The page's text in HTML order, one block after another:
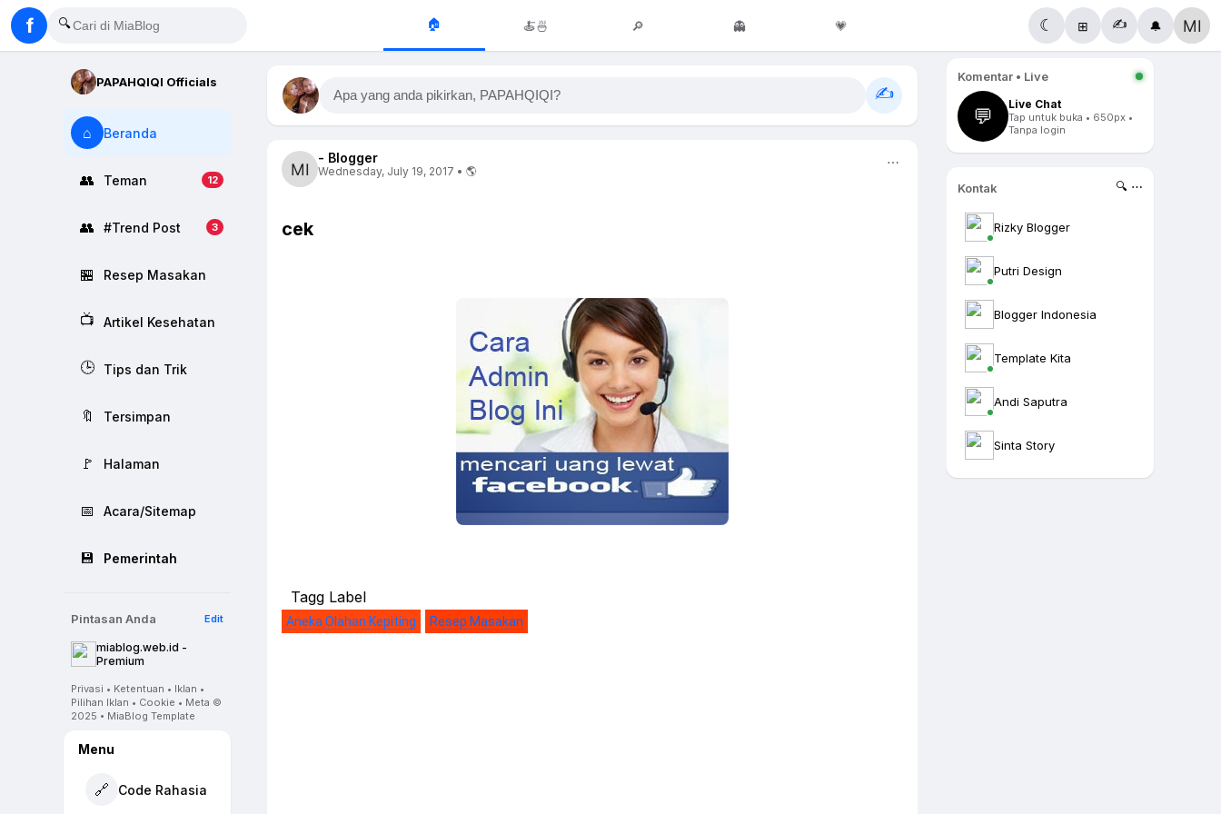
f 🔍 🏠 🍝🍜 🔎 👻 💗 ☾ ⊞ ✍️ 🔔
PAPAHQIQI Officials
⌂ Beranda
👥 Teman 12
👥 #Trend Post 3
🏪 Resep Masakan
📺 Artikel Kesehatan
🕒 Tips dan Trik
🔖 Tersimpan
🚩 Halaman
📅 Acara/Sitemap
💾 Pemerintah
Pintasan Anda Edit
miablog.web.id -
Premium
Privasi • Ketentuan • Iklan •
Pilihan Iklan • Cookie • Meta ©
2025 • MiaBlog Template
Menu
🔗 Code Rahasia
Apa yang anda pikirkan, PAPAHQIQI? ✍️
- Blogger
Wednesday, July 19, 2017 • 🌎
⋯
cek
Tagg Label
Aneka Olahan Kepiting Resep Masakan
Komentar • Live
💬
Live Chat
Tap untuk buka • 650px •
Tanpa login
Kontak 🔍 ⋯
Rizky Blogger
Putri Design
Blogger Indonesia
Template Kita
Andi Saputra
Sinta Story